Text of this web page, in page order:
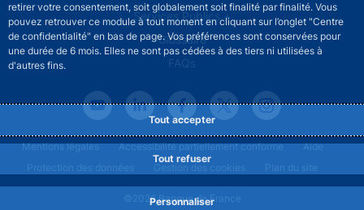
retirer votre consentement, soit globalement soit finalité par finalité. Vous
pouvez retrouver ce module à tout moment en cliquant sur l’onglet "Centre
de confidentialité" en bas de page. Vos préférences sont conservées pour
une durée de 6 mois. Elles ne sont pas cédées à des tiers ni utilisées à
d'autres fins.
Tout accepter
Tout refuser
Personnaliser
Services Publics +
Glossaire
FAQs
©2026 Banque de France
Footer legal notice menu
Mentions légales Accessibilité partiellement conforme
Aide
Protection des données
Gestion des cookies Plan du site